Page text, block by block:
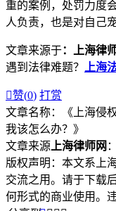
重的案例，处罚力度
人负责，也是对自己
文章来源于：上海律
遇到法律难题？
上海
赞(0) 打赏
文章名称：《上海侵
我该怎么办？》
文章来源 上海律师网 ：
版权声明：本文系上
交流之用。请于下载
何形式的商业使用。